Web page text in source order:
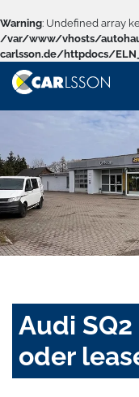
Warning: Undefined array
/var/www/vhosts/
carlsson.de/httpdocs/
Audi
oder